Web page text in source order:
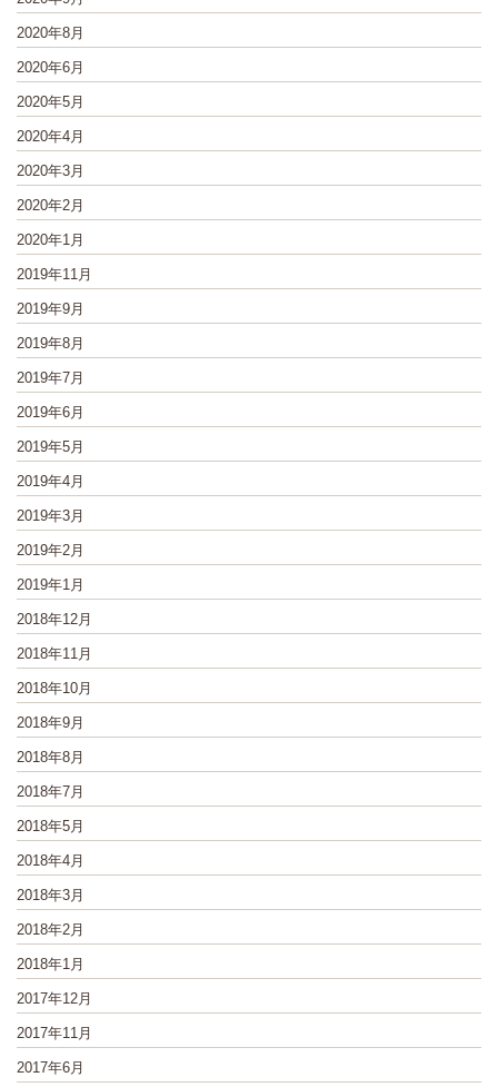
2020年8月
2020年6月
2020年5月
2020年4月
2020年3月
2020年2月
2020年1月
2019年11月
2019年9月
2019年8月
2019年7月
2019年6月
2019年5月
2019年4月
2019年3月
2019年2月
2019年1月
2018年12月
2018年11月
2018年10月
2018年9月
2018年8月
2018年7月
2018年5月
2018年4月
2018年3月
2018年2月
2018年1月
2017年12月
2017年11月
2017年6月